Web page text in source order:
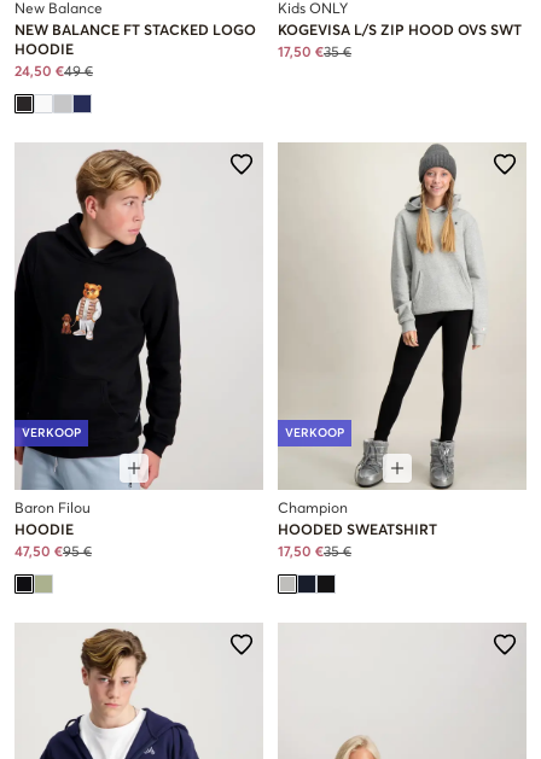
New Balance
NEW BALANCE FT STACKED LOGO
HOODIE
24,50 €49 €
Kids ONLY
KOGEVISA L/S ZIP HOOD OVS SWT
17,50 €35 €
VERKOOP
Baron Filou
HOODIE
47,50 €95 €
VERKOOP
Champion
HOODED SWEATSHIRT
17,50 €35 €